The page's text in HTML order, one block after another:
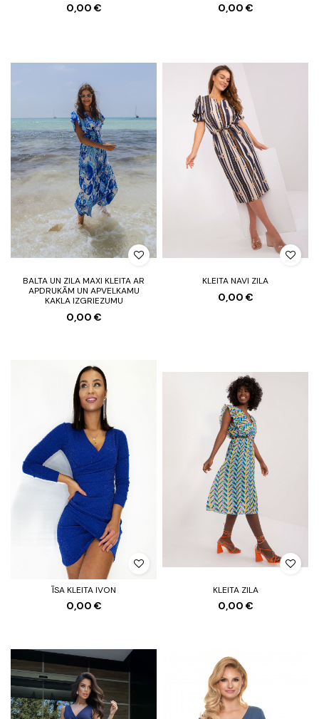
0,00 € 0,00 €
BALTA UN ZILA MAXI KLEITA AR
APDRUKĀM UN APVELKAMU
KAKLA IZGRIEZUMU
0,00 €
KLEITA NAVI ZILA
0,00 €
ĪSA KLEITA IVON
0,00 €
KLEITA ZILA
0,00 €